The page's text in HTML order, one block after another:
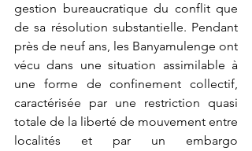
gestion bureaucratique du conflit que
de sa résolution substantielle. Pendant
près de neuf ans, les Banyamulenge ont
vécu dans une situation assimilable à
une forme de confinement collectif,
caractérisée par une restriction quasi
totale de la liberté de mouvement entre
localités et par un embargo